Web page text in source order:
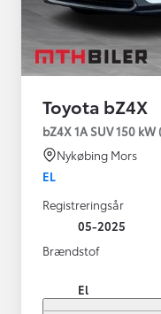
Toyota bZ4X
bZ4X 1A SUV 150
Nykøbing Mors
EL
Registreringsår
05-2025
Brændstof
El